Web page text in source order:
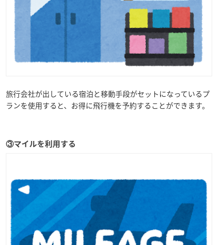
旅行会社が出している宿泊と移動手段がセットになっているプ
ランを使用すると、お得に飛行機を予約することができます。
③マイルを利用する